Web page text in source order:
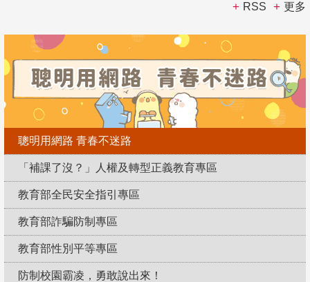
RSS 更多
聰明用網路 青春不迷路
「補課了沒？」人權及轉型正義教育專區
教育部全民安全指引專區
教育部詐騙防制專區
教育部性別平等專區
防制校園霸凌，勇敢說出來！